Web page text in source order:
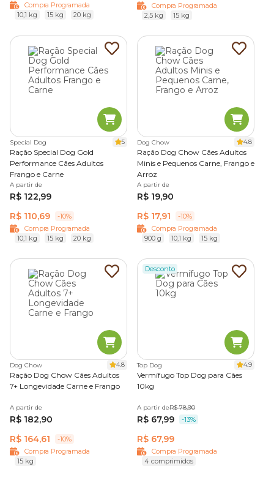
Compra Programada
10,1 kg
15 kg 20 kg
Compra Programada
2,5 kg
15 kg
Special Dog 5
Ração Special Dog Gold
Performance Cães Adultos
Frango e Carne
A partir de
R$ 122,99
R$ 110,69
-10%
Compra Programada
10,1 kg
15 kg 20 kg
Dog Chow 4.8
Ração Dog Chow Cães Adultos
Minis e Pequenos Carne, Frango e
Arroz
A partir de
R$ 19,90
R$ 17,91
-10%
Compra Programada
900 g
10,1 kg 15 kg
Dog Chow 4.8
Ração Dog Chow Cães Adultos
7+ Longevidade Carne e Frango
A partir de
R$ 182,90
R$ 164,61
-10%
Compra Programada
15 kg
Desconto
Top Dog 4.9
Vermífugo Top Dog para Cães
10kg
A partir deR$ 78,90
R$ 67,99 -13%
R$ 67,99
Compra Programada
4 comprimidos